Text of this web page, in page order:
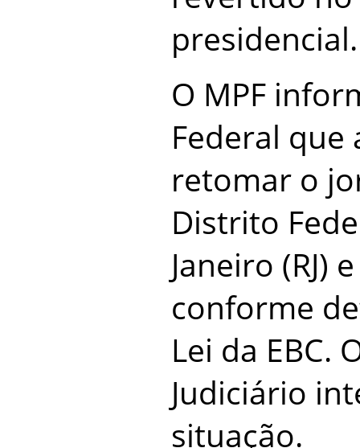
presidencial.
O MPF
Federal que
retomar o
Distrito
Janeiro (RJ)
conforme
Lei da EBC.
Judiciário
situação.